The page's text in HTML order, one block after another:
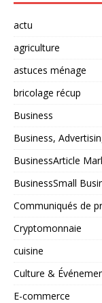
actu
agriculture
astuces ménage
bricolage récup
Business
Business,
BusinessArticle
BusinessSmall
Communiqués de
Cryptomonnaie
cuisine
Culture &
E-commerce